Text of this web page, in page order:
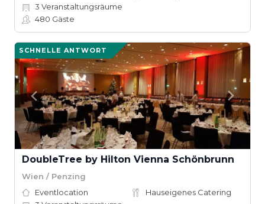
3 Veranstaltungsräume
480 Gäste
SCHNELLE ANTWORT
DoubleTree by Hilton Vienna Schönbrunn
Wien / Penzing
Eventlocation
Hauseigenes Catering